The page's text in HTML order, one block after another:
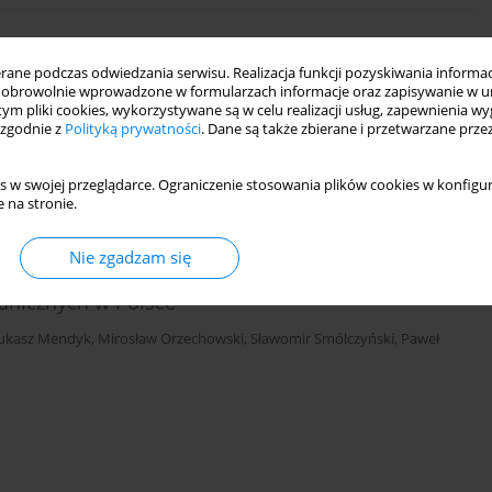
podczas odwiedzania serwisu. Realizacja funkcji pozyskiwania
wprowadzone w formularzach informacje oraz zapisywanie w
pliki cookies, wykorzystywane są w celu realizacji usług, zapewnienia
z Polityką prywatności. Dane są także zbierane i przetwarzane
w swojej przeglądarce. Ograniczenie stosowania plików cookies w
na stronie.
Nie zgadzam się
Środkowej Noteci – porównanie stanu
w Polsce
Mendyk, Mirosław Orzechowski, Sławomir Smólczyński, Paweł